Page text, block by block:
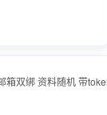
箱双绑 资料随机 带